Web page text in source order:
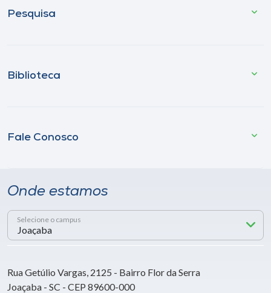
Pesquisa
Biblioteca
Fale Conosco
Onde estamos
Selecione o campus
Rua Getúlio Vargas, 2125 - Bairro Flor da Serra
Joaçaba - SC - CEP 89600-000